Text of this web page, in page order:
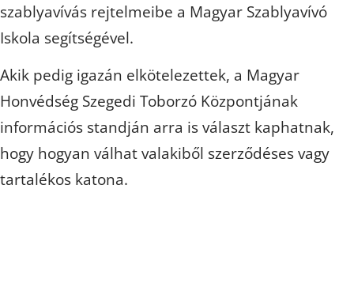
szablyavívás rejtelmeibe a Magyar Szablyavívó
Iskola segítségével.
Akik pedig igazán elkötelezettek, a Magyar
Honvédség Szegedi Toborzó Központjának
információs standján arra is választ kaphatnak,
hogy hogyan válhat valakiből szerződéses vagy
tartalékos katona.